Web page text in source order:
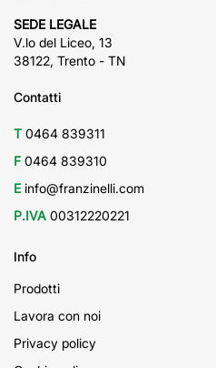
SEDE LEGALE
V.lo del Liceo, 13
38122, Trento - TN
Contatti
T 0464 839311
F 0464 839310
E info@franzinelli.com
P.IVA 00312220221
Info
Prodotti
Lavora con noi
Privacy policy